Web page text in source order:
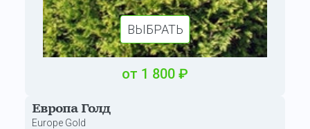
ВЫБРАТЬ
от 1 800 ₽
Европа Голд
Europe Gold